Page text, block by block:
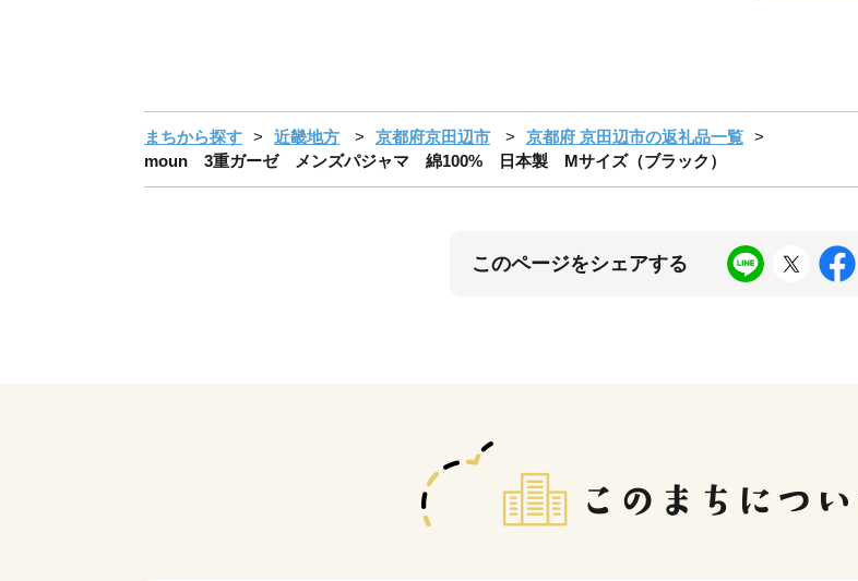
まちから探す 近畿地方 京都府京田辺市
京都府 京田辺市の返礼品一覧
moun 3重ガーゼ メンズパジャマ 綿100% 日本製 Mサイズ（ブラック）
このページをシェアする